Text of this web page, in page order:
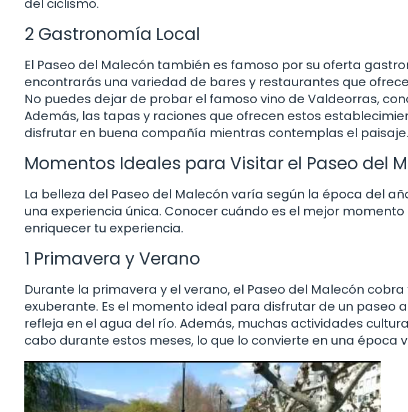
del ciclismo.
2 Gastronomía Local
El Paseo del Malecón también es famoso por su oferta
encontrarás una variedad de bares y restaurantes que
No puedes dejar de probar el famoso vino de Valdeorras,
Además, las tapas y raciones que ofrecen estos
disfrutar en buena compañía mientras contemplas el paisaje.
Momentos Ideales para Visitar el Paseo del
La belleza del Paseo del Malecón varía según la época del
una experiencia única. Conocer cuándo es el mejor
enriquecer tu experiencia.
1 Primavera y Verano
Durante la primavera y el verano, el Paseo del Malecón
exuberante. Es el momento ideal para disfrutar de un paseo
refleja en el agua del río. Además, muchas actividades
cabo durante estos meses, lo que lo convierte en una época